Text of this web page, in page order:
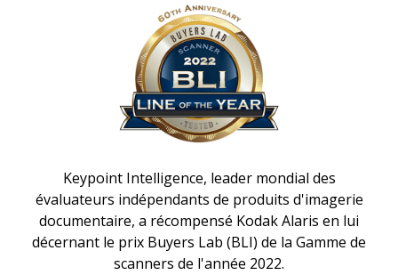
Keypoint Intelligence, leader mondial des
évaluateurs indépendants de produits d'imagerie
documentaire, a récompensé Kodak Alaris en lui
décernant le prix Buyers Lab (BLI) de la Gamme de
scanners de l'année 2022.